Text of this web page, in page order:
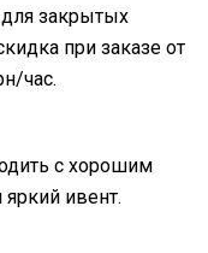
закрытых
при заказе от
час.
с хорошим
ивент.